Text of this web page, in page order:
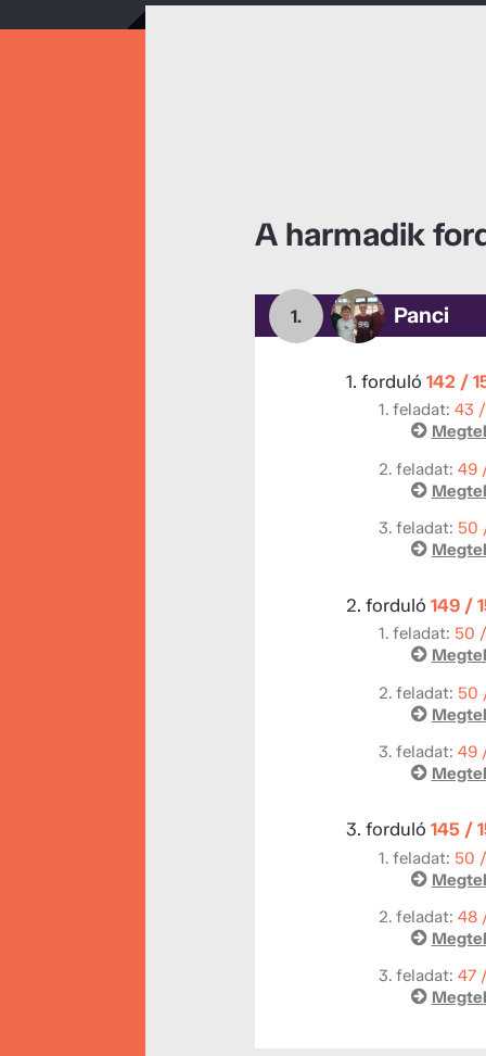
A harmadik
1. Panci
1. forduló 142 /
1. feladat: 43
2. feladat: 49
3. feladat: 50
2. forduló 149 /
1. feladat: 50
2. feladat: 50
3. feladat: 49
3. forduló 145 /
1. feladat: 50
2. feladat: 48
3. feladat: 47